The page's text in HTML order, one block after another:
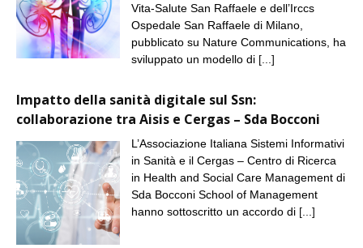
Vita-Salute San Raffaele e dell’Irccs
Ospedale San Raffaele di Milano,
pubblicato su Nature Communications, ha
sviluppato un modello di [...]
Impatto della sanità digitale sul Ssn:
collaborazione tra Aisis e Cergas – Sda Bocconi
L’Associazione Italiana Sistemi Informativi
in Sanità e il Cergas – Centro di Ricerca
in Health and Social Care Management di
Sda Bocconi School of Management
hanno sottoscritto un accordo di [...]